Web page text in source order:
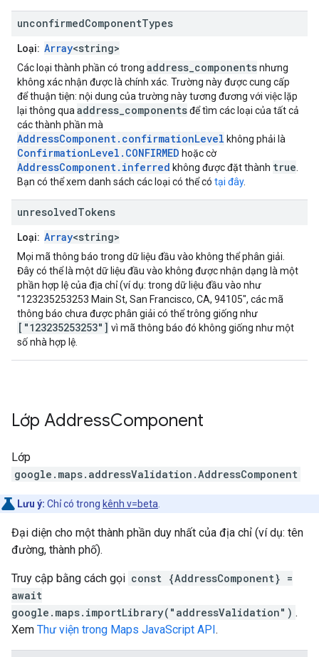
unconfirmedComponentTypes
Loại: Array<string>
Các loại thành phần có trong address_componentsnhưng
không xác nhận được là chính xác. Trường này được cung cấp
để thuận tiện: nội dung của trường này tương đương với việc lặp
lại thông quaaddress_componentsđể tìm các loại của tất cả
các thành phần mà
AddressComponent.confirmationLevel không phải là
ConfirmationLevel.CONFIRMED hoặc cờ
AddressComponent.inferred không được đặt thành true.
Bạn có thể xem danh sách các loại có thể có tại đây.
unresolvedTokens
Loại: Array<string>
Mọi mã thông báo trong dữ liệu đầu vào không thể phân giải.
Đây có thể là một dữ liệu đầu vào không được nhận dạng là một
phần hợp lệ của địa chỉ (ví dụ: trong dữ liệu đầu vào như
"123235253253 Main St, San Francisco, CA, 94105", các mã
thông báo chưa được phân giải có thể trông giống như
["123235253253"] vì mã thông báo đó không giống như một
số nhà hợp lệ.
Lớp AddressComponent
Lớp
google.maps.addressValidation .AddressComponent
Lưu ý: Chỉ có trong kênh v=beta.
Đại diện cho một thành phần duy nhất của địa chỉ (ví dụ: tên
đường, thành phố).
Truy cập bằng cách gọi const {AddressComponent} =
await
google.maps.importLibrary("addressValidation") .
Xem Thư viện trong Maps JavaScript API .